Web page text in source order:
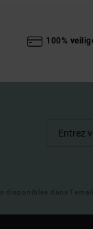
100%
disponibles dans